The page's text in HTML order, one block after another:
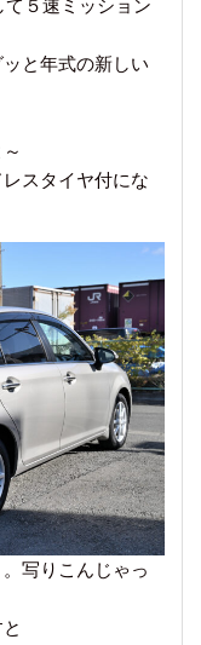
５速ミッション
と年式の新しい
スタイヤ付にな
写りこんじゃっ